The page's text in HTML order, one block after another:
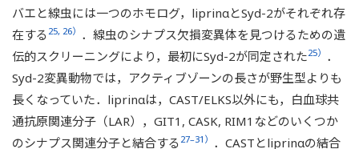
バエと線虫には一つのホモログ，liprinαとSyd-2がそれぞれ存
在する 25, 26） ．線虫のシナプス欠損変異体を見つけるための遺
伝的スクリーニングにより，最初にSyd-2が同定された25） ．
Syd-2変異動物では，アクティブゾーンの長さが野生型よりも
長くなっていた．liprinαは，CAST/ELKS以外にも，白血球共
通抗原関連分子（LAR），GIT1, CASK, RIM1などのいくつか
のシナプス関連分子と結合する 27–31） ．CASTとliprinαの結合